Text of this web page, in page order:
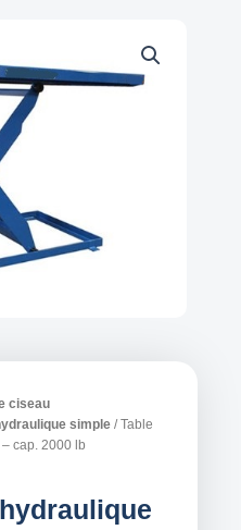
ciseau
simple / Table
cap. 2000 lb